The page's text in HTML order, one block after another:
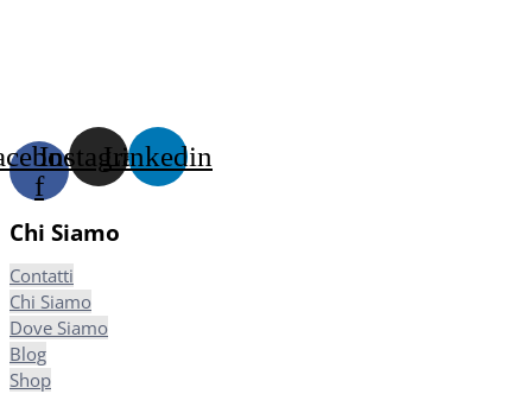
f
InstagramLinkedin
Chi Siamo
Contatti
Chi Siamo
Dove Siamo
Blog
Shop